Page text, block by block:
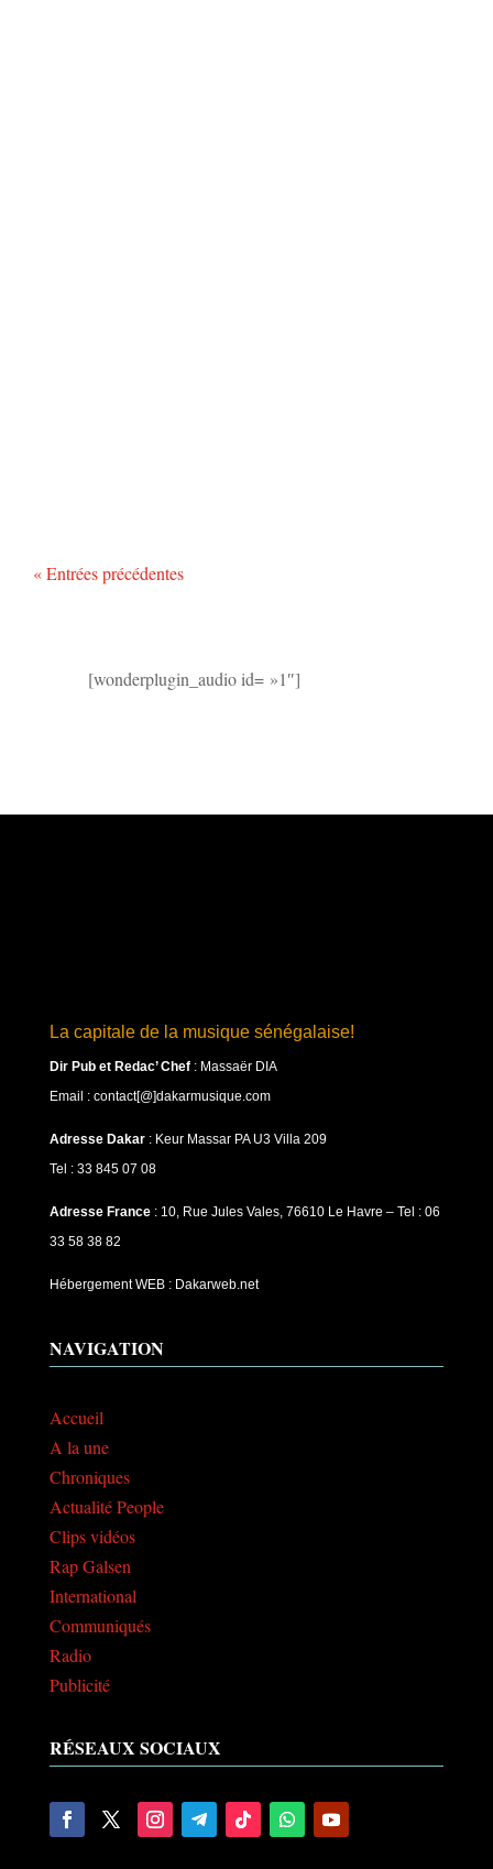
« Entrées précédentes
[wonderplugin_audio id= »1″]
La capitale de la musique sénégalaise!
Dir Pub et Redac’ Chef: Massaër DIA
Email : contact[@]dakarmusique.com
Adresse Dakar: Keur Massar PA U3 Villa 209
Tel : 33 845 07 08
Adresse France: 10, Rue Jules Vales, 76610 Le Havre – Tel : 06
33 58 38 82
Hébergement WEB : Dakarweb.net
NAVIGATION
Accueil
A la une
Chroniques
Actualité People
Clips vidéos
Rap Galsen
International
Communiqués
Radio
Publicité
RÉSEAUX SOCIAUX